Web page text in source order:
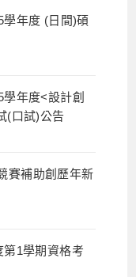
學年度 (日間)碩
年度<設計創
(口試)公告
賽補助創歷年新
1學期資格考